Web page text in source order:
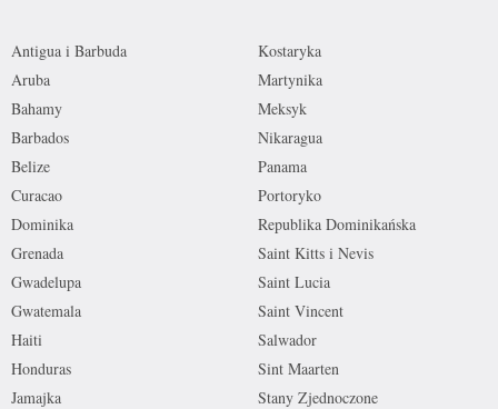
Antigua i Barbuda
Aruba
Bahamy
Barbados
Belize
Curacao
Dominika
Grenada
Gwadelupa
Gwatemala
Haiti
Honduras
Jamajka
Kostaryka
Martynika
Meksyk
Nikaragua
Panama
Portoryko
Republika Dominikańska
Saint Kitts i Nevis
Saint Lucia
Saint Vincent
Salwador
Sint Maarten
Stany Zjednoczone